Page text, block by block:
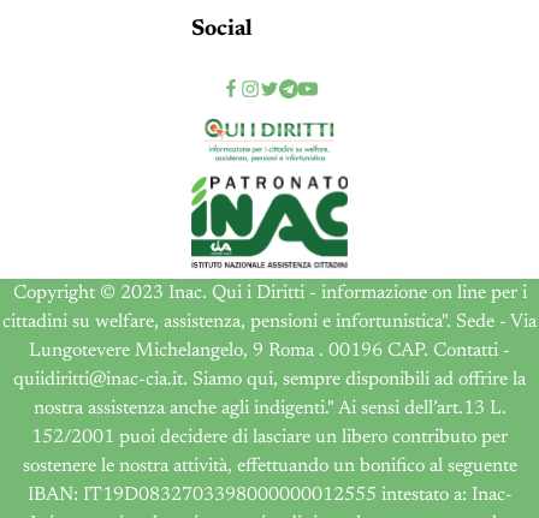
Social
Copyright © 2023 Inac. Qui i Diritti - informazione on line per i
cittadini su welfare, assistenza, pensioni e infortunistica". Sede - Via
Lungotevere Michelangelo, 9 Roma . 00196 CAP. Contatti -
quiidiritti@inac-cia.it. Siamo qui, sempre disponibili ad offrire la
nostra assistenza anche agli indigenti." Ai sensi dell’art.13 L.
152/2001 puoi decidere di lasciare un libero contributo per
sostenere le nostra attività, effettuando un bonifico al seguente
IBAN: IT19D0832703398000000012555 intestato a: Inac-